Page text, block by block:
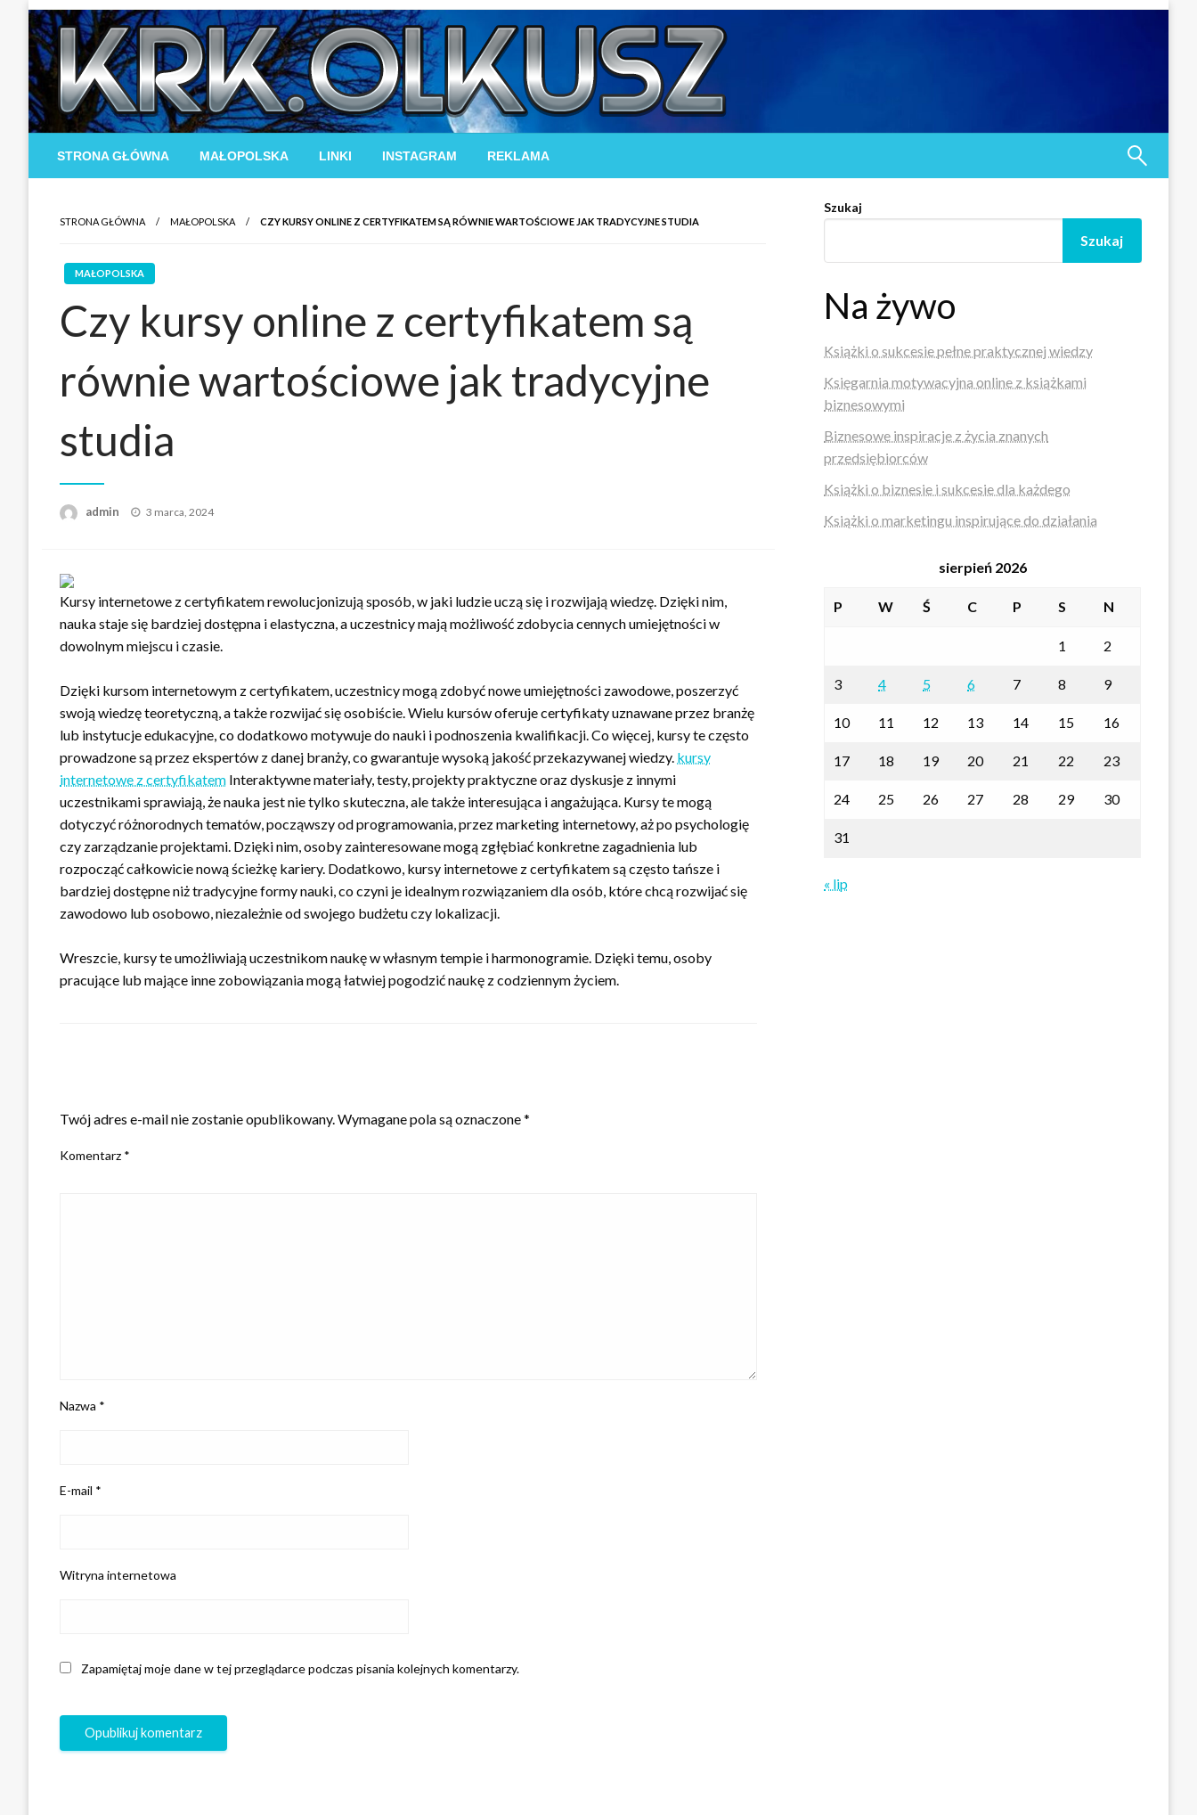
content
STRONA GŁÓWNA MAŁOPOLSKA LINKI INSTAGRAM REKLAMA
STRONA GŁÓWNA MAŁOPOLSKA CZY KURSY ONLINE Z CERTYFIKATEM SĄ RÓWNIE WARTOŚCIOWE JAK TRADYCYJNE STUDIA
MAŁOPOLSKA
Czy kursy online z certyfikatem są
równie wartościowe jak tradycyjne
studia
admin
Opublikowane
3 marca, 2024
Kursy internetowe z certyfikatem rewolucjonizują sposób, w jaki ludzie uczą się i rozwijają wiedzę. Dzięki nim,
nauka staje się bardziej dostępna i elastyczna, a uczestnicy mają możliwość zdobycia cennych umiejętności w
dowolnym miejscu i czasie.
Dzięki kursom internetowym z certyfikatem, uczestnicy mogą zdobyć nowe umiejętności zawodowe, poszerzyć
swoją wiedzę teoretyczną, a także rozwijać się osobiście. Wielu kursów oferuje certyfikaty uznawane przez branżę
lub instytucje edukacyjne, co dodatkowo motywuje do nauki i podnoszenia kwalifikacji. Co więcej, kursy te często
prowadzone są przez ekspertów z danej branży, co gwarantuje wysoką jakość przekazywanej wiedzy. kursy
internetowe z certyfikatem Interaktywne materiały, testy, projekty praktyczne oraz dyskusje z innymi
uczestnikami sprawiają, że nauka jest nie tylko skuteczna, ale także interesująca i angażująca. Kursy te mogą
dotyczyć różnorodnych tematów, począwszy od programowania, przez marketing internetowy, aż po psychologię
czy zarządzanie projektami. Dzięki nim, osoby zainteresowane mogą zgłębiać konkretne zagadnienia lub
rozpocząć całkowicie nową ścieżkę kariery. Dodatkowo, kursy internetowe z certyfikatem są często tańsze i
bardziej dostępne niż tradycyjne formy nauki, co czyni je idealnym rozwiązaniem dla osób, które chcą rozwijać się
zawodowo lub osobowo, niezależnie od swojego budżetu czy lokalizacji.
Wreszcie, kursy te umożliwiają uczestnikom naukę w własnym tempie i harmonogramie. Dzięki temu, osoby
pracujące lub mające inne zobowiązania mogą łatwiej pogodzić naukę z codziennym życiem.
Twój adres e-mail nie zostanie opublikowany.Wymagane pola są oznaczone*
Komentarz *
Nazwa *
E-mail *
Witryna internetowa
Zapamiętaj moje dane w tej przeglądarce podczas pisania kolejnych komentarzy.
Szukaj
Szukaj
Na żywo
Książki o sukcesie pełne praktycznej wiedzy
Księgarnia motywacyjna online z książkami
biznesowymi
Biznesowe inspiracje z życia znanych
przedsiębiorców
Książki o biznesie i sukcesie dla każdego
Książki o marketingu inspirujące do działania
sierpień 2026
P W Ś C P S N
1 2
3 4 5 6 7 8 9
10 11 12 13 14 15 16
17 18 19 20 21 22 23
24 25 26 27 28 29 30
31
« lip